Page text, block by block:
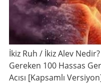
İkiz Ruh / İkiz Alev
Gereken 100 Hassas
Acısı [Kapsamlı